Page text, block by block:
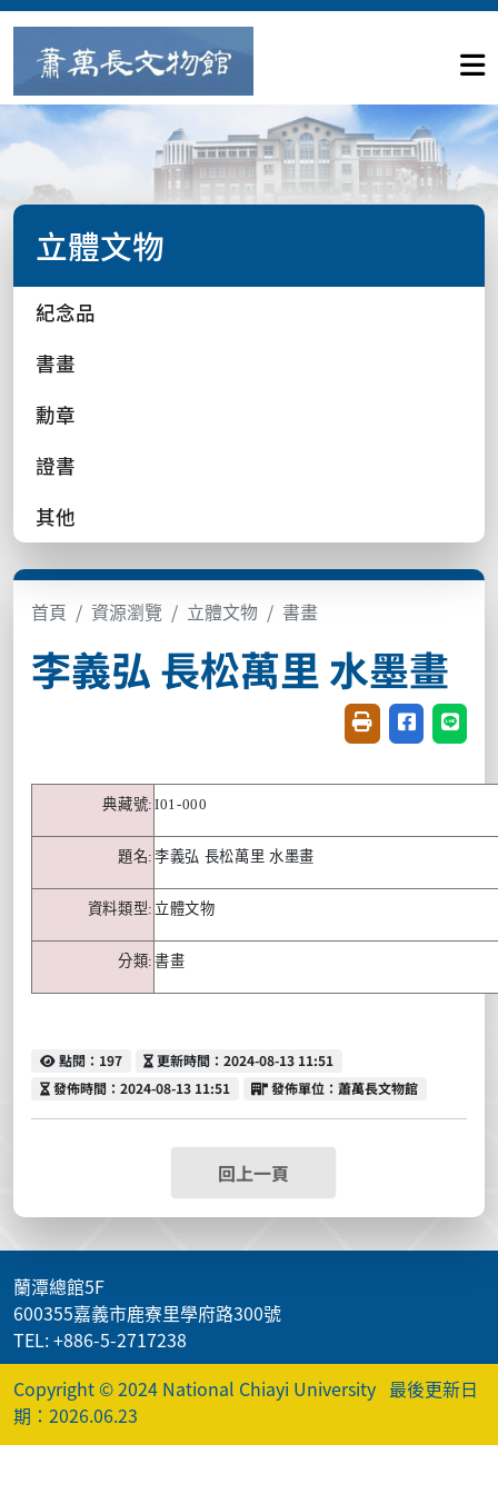
立體文物
紀念品
書畫
勳章
證書
其他
首頁 資源瀏覽 立體文物 書畫
李義弘 長松萬里 水墨畫
友善列印(開新視
分享至臉書
分享
典藏號: I01-000
題名: 李義弘 長松萬里 水墨畫
資料類型: 立體文物
分類: 書畫
點閱
點閱：197 更新時間
更新時間：2024-08-13 11:51
發佈時間
發佈時間：2024-08-13 11:51 發佈單位
發佈單位：蕭萬長文物館
回上一頁
蘭潭總館5F
600355嘉義市鹿寮里學府路300號
TEL: +886-5-2717238
Copyright © 2024 National Chiayi University 最後更新日
期：2026.06.23